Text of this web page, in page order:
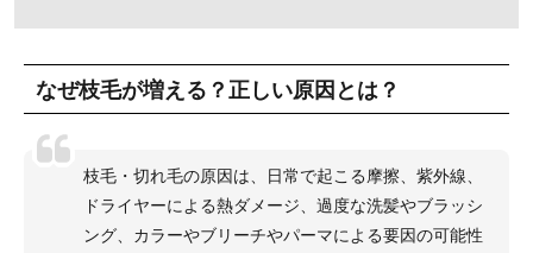
なぜ枝毛が増える？正しい原因とは？
枝毛・切れ毛の原因は、日常で起こる摩擦、紫外線、
ドライヤーによる熱ダメージ、過度な洗髪やブラッシ
ング、カラーやブリーチやパーマによる要因の可能性